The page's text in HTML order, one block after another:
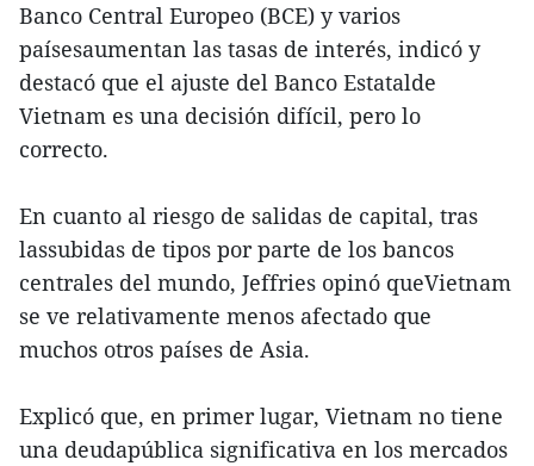
Banco Central Europeo (BCE) y varios
paísesaumentan las tasas de interés, indicó y
destacó que el ajuste del Banco Estatalde
Vietnam es una decisión difícil, pero lo
correcto.
En cuanto al riesgo de salidas de capital, tras
lassubidas de tipos por parte de los bancos
centrales del mundo, Jeffries opinó queVietnam
se ve relativamente menos afectado que
muchos otros países de Asia.
Explicó que, en primer lugar, Vietnam no tiene
una deudapública significativa en los mercados